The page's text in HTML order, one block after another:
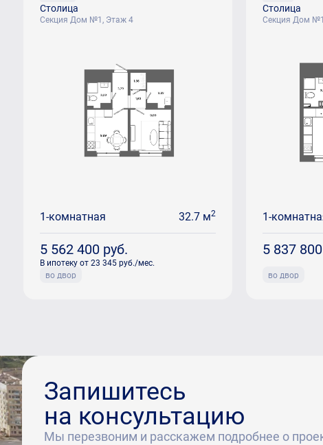
Столица
Секция Дом №1, Этаж 4
1-комнатная 32.7 м2
5 562 400 руб.
В ипотеку от 23 345 руб./мес.
во двор
Столица
Секция Дом
1-
5 837 800
во двор
Запишитесь
на консультацию
Мы перезвоним и расскажем подробнее о